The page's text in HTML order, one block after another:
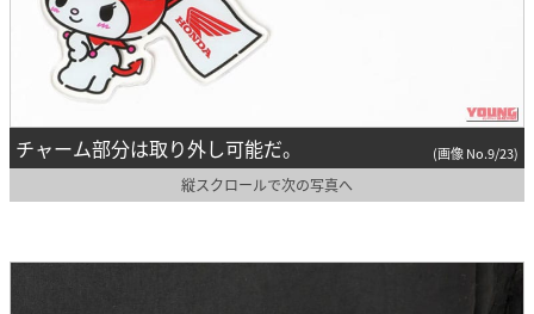
チャーム部分は取り外し可能だ。 (画像 No.9/23)
縦スクロールで次の写真へ